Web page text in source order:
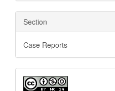
Section
Case Reports